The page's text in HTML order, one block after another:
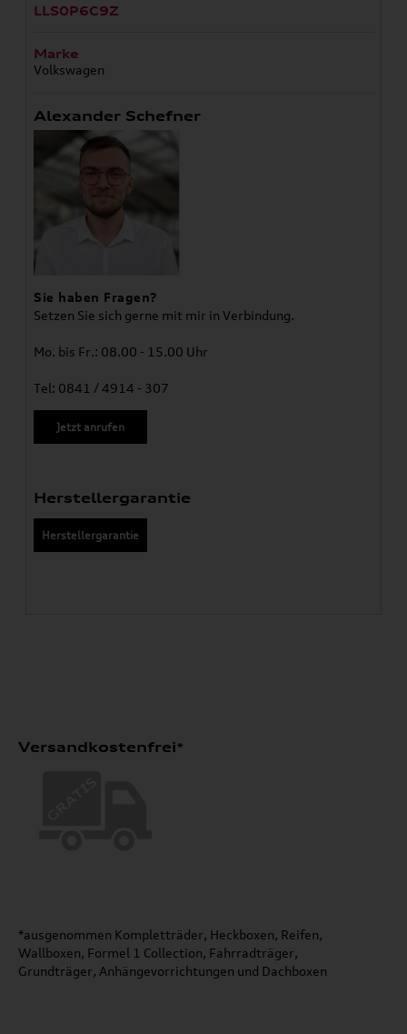
LLS0P6C9Z
Marke
Volkswagen
Alexander Schefner
Sie haben Fragen?
Setzen Sie sich gerne mit mir in Verbindung.
Mo. bis Fr.: 08.00 - 15.00 Uhr
Tel: 0841 / 4914 - 307
Jetzt anrufen
Herstellergarantie
Herstellergarantie
Versandkostenfrei*
*ausgenommen Kompletträder, Heckboxen, Reifen,
Wallboxen, Formel 1 Collection, Fahrradträger,
Grundträger, Anhängevorrichtungen und Dachboxen